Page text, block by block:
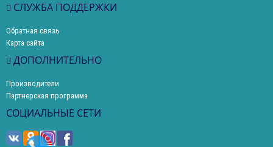
СЛУЖБА ПОДДЕРЖКИ
Обратная связь
Карта сайта
ДОПОЛНИТЕЛЬНО
Производители
Партнерская программа
СОЦИАЛЬНЫЕ СЕТИ